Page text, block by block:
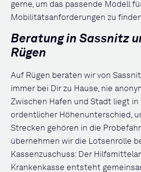
gerne, um das passende Modell
Mobilitätsanforderungen zu
Beratung in Sassnitz
Rügen
Auf Rügen beraten wir von
immer bei Dir zu Hause, nie
Zwischen Hafen und Stadt liegt in
ordentlicher Höhenunterschied,
Strecken gehören in die
übernehmen wir die Lotsenrolle
Kassenzuschuss: Der
Krankenkasse entsteht